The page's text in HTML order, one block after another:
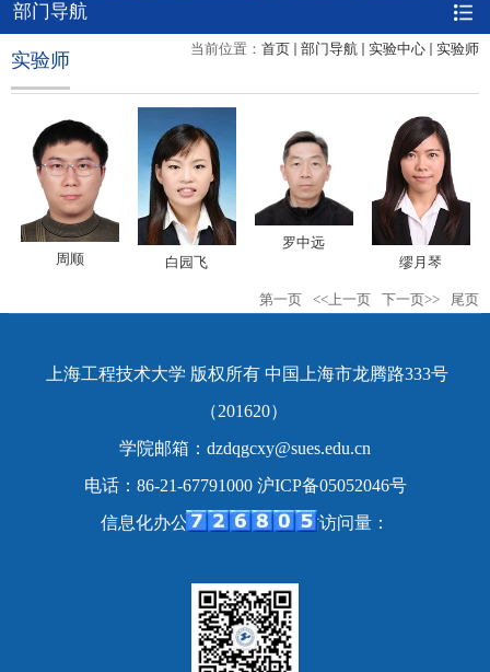
部门导航
当前位置： 首页 部门导航 实验中心 实验师
实验师
周顺 白园飞
罗中远
缪月琴
第一页 <<上一页 下一页>> 尾页
上海工程技术大学 版权所有 中国上海市龙腾路333号
（201620）
学院邮箱：dzdqgcxy@sues.edu.cn
电话：86-21-67791000 沪ICP备05052046号
信息化办公室 制作维护 网站访问量：